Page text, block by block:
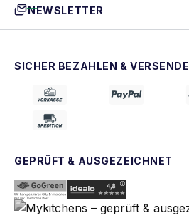
NEWSLETTER
SICHER BEZAHLEN &
GEPRÜFT & AUSGEZEICHNET